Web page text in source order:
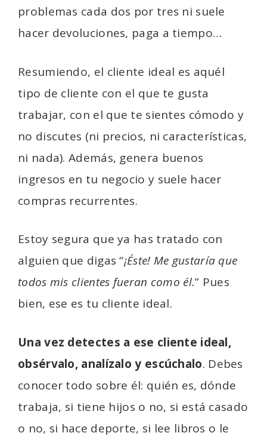
problemas cada dos por tres ni suele
hacer devoluciones, paga a tiempo…
Resumiendo, el cliente ideal es aquél
tipo de cliente con el que te gusta
trabajar, con el que te sientes cómodo y
no discutes (ni precios, ni características,
ni nada). Además, genera buenos
ingresos en tu negocio y suele hacer
compras recurrentes.
Estoy segura que ya has tratado con
alguien que digas “¡Éste! Me gustaría que
todos mis clientes fueran como él.” Pues
bien, ese es tu cliente ideal.
Una vez detectes a ese cliente ideal,
obsérvalo, analízalo y escúchalo. Debes
conocer todo sobre él: quién es, dónde
trabaja, si tiene hijos o no, si está casado
o no, si hace deporte, si lee libros o le